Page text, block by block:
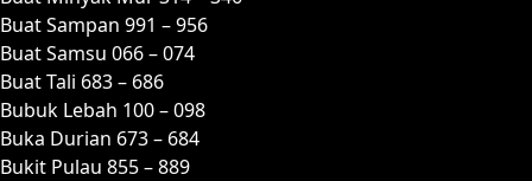
Buat Sampan 991 – 956
Buat Samsu 066 – 074
Buat Tali 683 – 686
Bubuk Lebah 100 – 098
Buka Durian 673 – 684
Bukit Pulau 855 – 889